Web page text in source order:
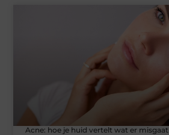
Acne: hoe je huid vertelt wat er misgaat